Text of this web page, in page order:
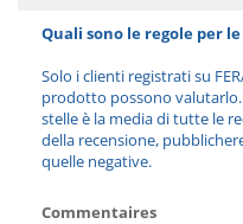
Quali sono le regole per
Solo i clienti registrati su
prodotto possono
stelle è la media di tutte le
della recensione,
quelle negative.
Commentaires